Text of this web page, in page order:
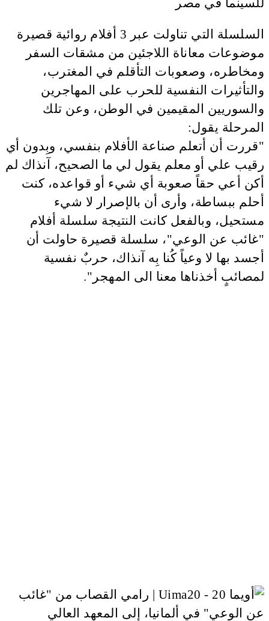
السلسلة التي تناولت عبر 3 أفلام روائية قصيرة
موضوعات معاناة اللاجئين من مشقات السفر
ومخاطره، وصعوبات التأقلم في المغترب،
والتأثيرات النفسية للحرب على المهاجرين
والسوريين المقيمين في الوطن، وعن تلك
المرحلة يقول:
"قررت أن أتعلم صناعة الأفلام بنفسي، وبِدون أي
رقيب علي أو معلم يقول لي ما الصحيح، آنذاك لم
أكن أعي حقاً صعوبة أي شيء أو قواعده، كنت
أحلم ببساطة، وأرى أن بالإصرار لا شيء
مستحيل، وبالفعل كانت النتيجة سلسلة أفلام
"غائب عن الوعي"، سلسلة قصيرة حاولت أن
أجسد بها لا وعياً كُنا بِه آنذاك، حربٌ نفسية
لمصائبٍ أخذناها معنا الى المهجر".